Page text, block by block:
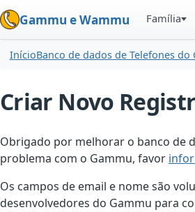
Gammu e Wammu Família
InícioBanco de dados de Telefones do
Criar Novo
Obrigado por melhorar o banco de
problema com o Gammu, favor
Os campos de email e nome são
desenvolvedores do Gammu para